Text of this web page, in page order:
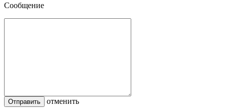
Сообщение
отменить